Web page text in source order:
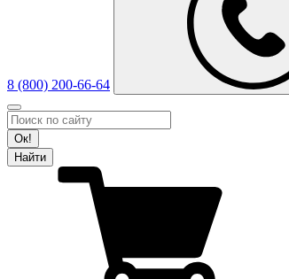
8 (800) 200-66-64
Ок!
Найти